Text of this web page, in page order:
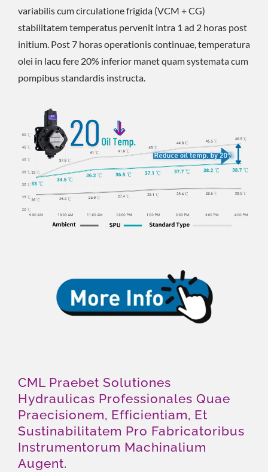
variabilis cum circulatione frigida (VCM + CG)
stabilitatem temperatus pervenit intra 1 ad 2 horas post
initium. Post 7 horas operationis continuae, temperatura
olei in lacu fere 20% inferior manet quam systemata cum
pompibus standardis instructa.
CML Praebet Solutiones
Hydraulicas Professionales Quae
Praecisionem, Efficientiam, Et
Sustinabilitatem Pro Fabricatoribus
Instrumentorum Machinalium
Augent.